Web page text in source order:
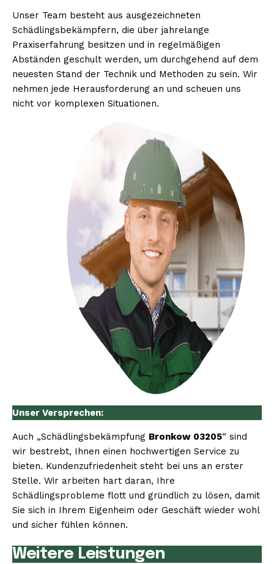
Unser Team besteht aus ausgezeichneten
Schädlingsbekämpfern, die über jahrelange
Praxiserfahrung besitzen und in regelmäßigen
Abständen geschult werden, um durchgehend auf dem
neuesten Stand der Technik und Methoden zu sein. Wir
nehmen jede Herausforderung an und scheuen uns
nicht vor komplexen Situationen.
Unser Versprechen:
Auch „Schädlingsbekämpfung Bronkow 03205“ sind
wir bestrebt, Ihnen einen hochwertigen Service zu
bieten. Kundenzufriedenheit steht bei uns an erster
Stelle. Wir arbeiten hart daran, Ihre
Schädlingsprobleme flott und gründlich zu lösen, damit
Sie sich in Ihrem Eigenheim oder Geschäft wieder wohl
und sicher fühlen können.
Weitere Leistungen